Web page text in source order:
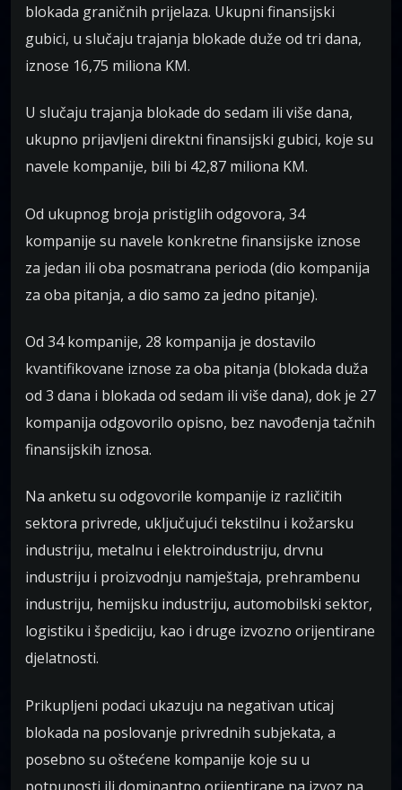
blokada graničnih prijelaza. Ukupni finansijski
gubici, u slučaju trajanja blokade duže od tri dana,
iznose 16,75 miliona KM.
U slučaju trajanja blokade do sedam ili više dana,
ukupno prijavljeni direktni finansijski gubici, koje su
navele kompanije, bili bi 42,87 miliona KM.
Od ukupnog broja pristiglih odgovora, 34
kompanije su navele konkretne finansijske iznose
za jedan ili oba posmatrana perioda (dio kompanija
za oba pitanja, a dio samo za jedno pitanje).
Od 34 kompanije, 28 kompanija je dostavilo
kvantifikovane iznose za oba pitanja (blokada duža
od 3 dana i blokada od sedam ili više dana), dok je 27
kompanija odgovorilo opisno, bez navođenja tačnih
finansijskih iznosa.
Na anketu su odgovorile kompanije iz različitih
sektora privrede, uključujući tekstilnu i kožarsku
industriju, metalnu i elektroindustriju, drvnu
industriju i proizvodnju namještaja, prehrambenu
industriju, hemijsku industriju, automobilski sektor,
logistiku i špediciju, kao i druge izvozno orijentirane
djelatnosti.
Prikupljeni podaci ukazuju na negativan uticaj
blokada na poslovanje privrednih subjekata, a
posebno su oštećene kompanije koje su u